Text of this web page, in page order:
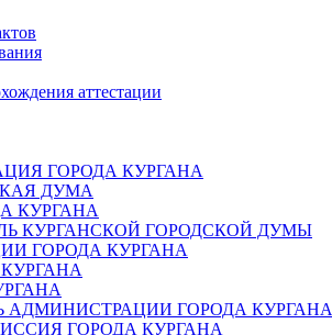
аттестации
ГОРОДА КУРГАНА
ДУМА
КУРГАНА
КУРГАНСКОЙ ГОРОДСКОЙ ДУМЫ
ГОРОДА КУРГАНА
АДМИНИСТРАЦИИ ГОРОДА КУРГАНА
ГОРОДА КУРГАНА